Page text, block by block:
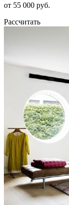
от 55 000 руб.
Рассчитать